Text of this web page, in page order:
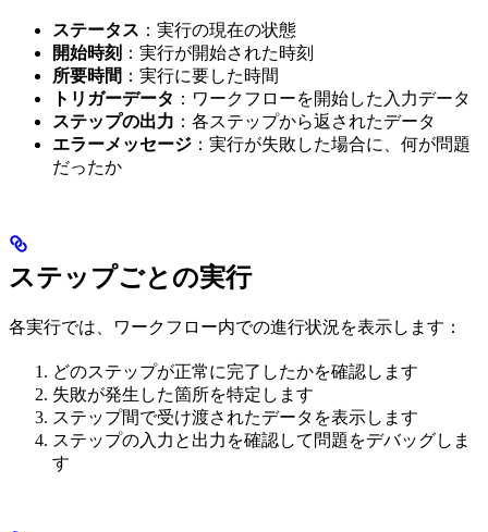
ステータス ：実行の現在の状態
開始時刻 ：実行が開始された時刻
所要時間 ：実行に要した時間
トリガーデータ ：ワークフローを開始した入力データ
ステップの出力 ：各ステップから返されたデータ
エラーメッセージ ：実行が失敗した場合に、何が問題
だったか
ステップごとの実行
各実行では、ワークフロー内での進行状況を表示します：
どのステップが正常に完了したかを確認します
失敗が発生した箇所を特定します
ステップ間で受け渡されたデータを表示します
ステップの入力と出力を確認して問題をデバッグしま
す